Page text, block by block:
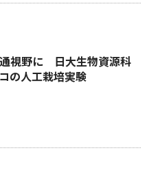
通視野に 日大生物資源科
の人工栽培実験